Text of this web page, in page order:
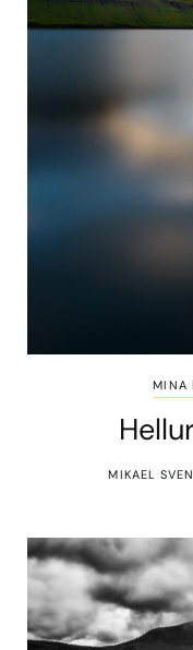
MINA
MIKAEL